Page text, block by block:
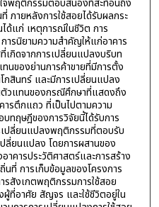
จพฤติกรรมตอบสนองที่สะท้อนถึง
ายหลังการใช้สอยได้รับผลกระ
ด้แก่ เหตุการณ์ในชีวิต การ
รนิยามความสำคัญให้แก่อาคาร
เกิดจากการเปลี่ยนแปลงบริบท
นของย่านการค้าขายที่มีการตั้ง
สินทร์ และมีการเปลี่ยนแปลง
ตัวแทนของกรณีศึกษาที่แสดงถึง
รตึกแถว ที่เป็นไปตามความ
ทฤษฎีของการวิจัยนี้ได้รับการ
เปลี่ยนแปลงพฤติกรรมที่ตอบรับ
ลี่ยนแปลง โดยการผสานของ
าคารประวัติศาสตร์และการสร้าง
นที่ การเก็บข้อมูลของโครงการ
สังเกตพฤติกรรมการใช้สอย
ที่อาศัย สัญจร และใช้ชีวิตอยู่ใน